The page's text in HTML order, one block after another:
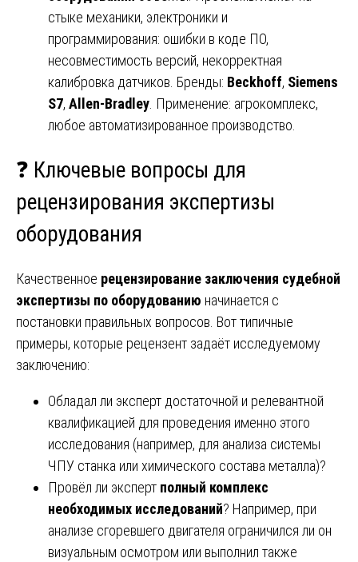
стыке механики, электроники и
программирования: ошибки в коде ПО,
несовместимость версий, некорректная
калибровка датчиков. Бренды: Beckhoff, Siemens
S7, Allen-Bradley. Применение: агрокомплекс,
любое автоматизированное производство.
❓ Ключевые вопросы для
рецензирования экспертизы
оборудования
Качественное рецензирование заключения судебной
экспертизы по оборудованию начинается с
постановки правильных вопросов. Вот типичные
примеры, которые рецензент задаёт исследуемому
заключению:
Обладал ли эксперт достаточной и релевантной
квалификацией для проведения именно этого
исследования (например, для анализа системы
ЧПУ станка или химического состава металла)?
Провёл ли эксперт полный комплекс
необходимых исследований? Например, при
анализе сгоревшего двигателя ограничился ли он
визуальным осмотром или выполнил также